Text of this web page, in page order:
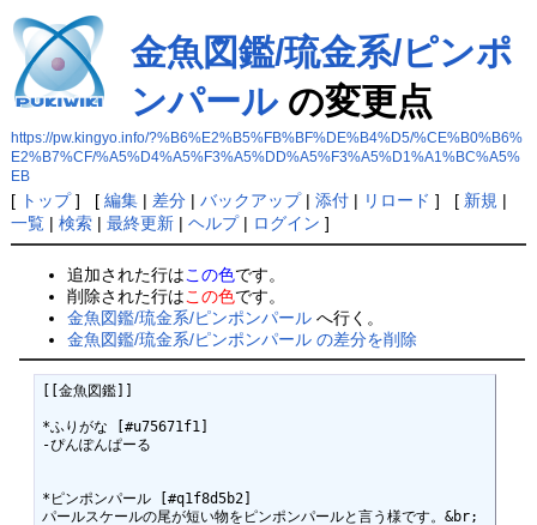
金魚図鑑/琉金系/ピンポ
ンパールの変更点
https://pw.kingyo.info/?%B6%E2%B5%FB%BF%DE%B4%D5/%CE%B0%B6%
E2%B7%CF/%A5%D4%A5%F3%A5%DD%A5%F3%A5%D1%A1%BC%A5%
EB
[ トップ] [ 編集| 差分| バックアップ| 添付| リロード ] [ 新規 |
一覧| 検索| 最終更新| ヘルプ| ログイン ]
追加された行はこの色です。
削除された行はこの色です。
金魚図鑑/琉金系/ピンポンパール へ行く。
金魚図鑑/琉金系/ピンポンパール の差分を削除
[[金魚図鑑]]
*ふりがな [#u75671f1]
-ぴんぽんぱーる
*ピンポンパール [#q1f8d5b2]